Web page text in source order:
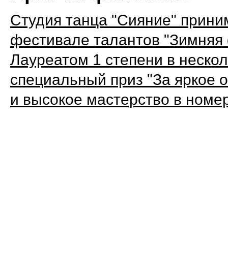
Студия танца "Сияние"
фестивале талантов
Лауреатом 1 степени в
специальный приз "За яркое
и высокое мастерство в